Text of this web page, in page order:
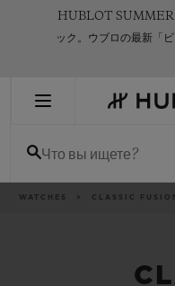
HUBLOT SUMMER :
ック。ウブロの最新「
Что вы ищете?
Breadcrumb
WATCHES CLASSIC FUSION
Нет недавних поисковых
НОВИНКИ